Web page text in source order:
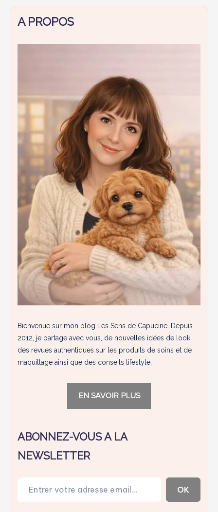
A PROPOS
Bienvenue sur mon blog Les Sens de Capucine. Depuis
2012, je partage avec vous, de nouvelles idées de look,
des revues authentiques sur les produits de soins et de
maquillage ainsi que des conseils lifestyle.
EN SAVOIR PLUS
ABONNEZ-VOUS A LA
NEWSLETTER
OK